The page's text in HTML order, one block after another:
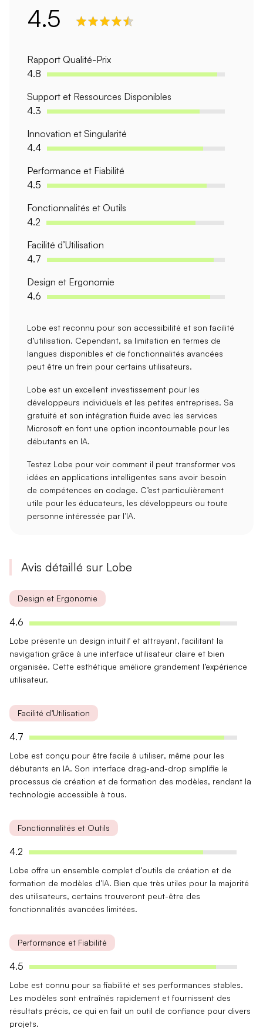
4.5
Rapport Qualité-Prix
4.8
Support et Ressources Disponibles
4.3
Innovation et Singularité
4.4
Performance et Fiabilité
4.5
Fonctionnalités et Outils
4.2
Facilité d’Utilisation
4.7
Design et Ergonomie
4.6
Lobe est reconnu pour son accessibilité et sonfacilité
d’utilisation. Cependant, sa limitation en termes de
langues disponibles et defonctionnalités avancées
peut être un frein pour certains utilisateurs.
Lobe est un excellent investissement pour les
développeurs individuels et les petites entreprises. Sa
gratuité et son intégration fluide avec les services
Microsoft en font une option incontournable pour les
débutants en IA.
Testez Lobe pour voir comment il peut transformer vos
idées en applications intelligentes sans avoir besoin
de compétences en codage. C’est particulièrement
utile pour les éducateurs, les développeurs ou toute
personne intéressée par l’IA.
Avis détaillé sur Lobe
Design et Ergonomie
4.6
Lobe présente un design intuitif et attrayant, facilitant la
navigation grâce à une interface utilisateur claire et bien
organisée. Cette esthétique améliore grandement l’expérience
utilisateur.
Facilité d’Utilisation
4.7
Lobe est conçu pour êtrefacile à utiliser, même pour les
débutants en IA. Son interface drag-and-drop simplifie le
processus de création et de formation des modèles, rendant la
technologie accessible à tous.
Fonctionnalités et Outils
4.2
Lobe offre un ensemble complet d’outils de création et de
formation de modèles d’IA. Bien que très utiles pour la majorité
des utilisateurs, certains trouveront peut-être des
fonctionnalités avancées limitées.
Performance et Fiabilité
4.5
Lobe est connu pour safiabilité et ses performances stables.
Les modèles sont entraînés rapidement et fournissent des
résultats précis, ce qui en fait un outil de confiance pour divers
projets.